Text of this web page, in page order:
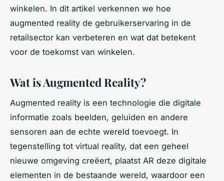
winkelen. In dit artikel verkennen we hoe
augmented reality de gebruikerservaring in de
retailsector kan verbeteren en wat dat betekent
voor de toekomst van winkelen.
Wat is Augmented Reality?
Augmented reality is een technologie die digitale
informatie zoals beelden, geluiden en andere
sensoren aan de echte wereld toevoegt. In
tegenstelling tot virtual reality, dat een geheel
nieuwe omgeving creëert, plaatst AR deze digitale
elementen in de bestaande wereld, waardoor een